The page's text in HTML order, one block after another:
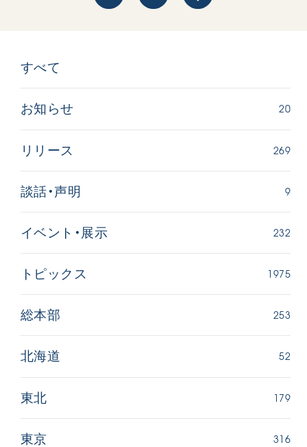
すべて
お知らせ 20
リリース 269
談話・声明 9
イベント・展示 232
トピックス 1975
総本部 253
北海道 52
東北 179
東京 316